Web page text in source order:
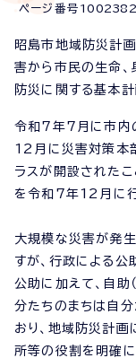
ページ番号 1002382
昭島市地域防災計
害から市民の生命、
防災に関する基本計
令和7年7月に市内
12月に災害対策本
ラスが開設されたこ
を令和7年12月に行
大規模な災害が発生
すが、行政による公
公助に加えて、自助
分たちのまちは自
おり、地域防災計画
所等の役割を明確に